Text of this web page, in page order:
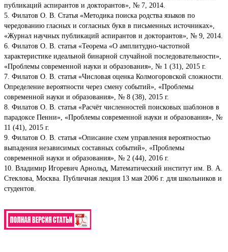
публикаций аспирантов и докторантов», № 7, 2014.
5. Филатов О. В. Статья «Методика поиска родства языков по
чередованию гласных и согласных букв в письменных источниках»,
«Журнал научных публикаций аспирантов и докторантов», № 9, 2014.
6. Филатов О. В. статья «Теорема «О амплитудно-частотной
характеристике идеальной бинарной случайной последовательности»,
«Проблемы современной науки и образования», № 1 (31), 2015 г.
7. Филатов О. В. статья «Числовая оценка Колмогоровской сложности.
Определение вероятности через смену событий», «Проблемы
современной науки и образования», № 8 (38), 2015 г.
8. Филатов О. В. статья «Расчёт численностей поисковых шаблонов в
парадоксе Пенни», «Проблемы современной науки и образования», №
11 (41), 2015 г.
9. Филатов О. В. статья «Описание схем управления вероятностью
выпадения независимых составных событий», «Проблемы
современной науки и образования», № 2 (44), 2016 г.
10. Владимир Игоревич Арнольд, Математический институт им. В. А.
Стеклова, Москва. Публичная лекция 13 мая 2006 г. для школьников и
студентов.